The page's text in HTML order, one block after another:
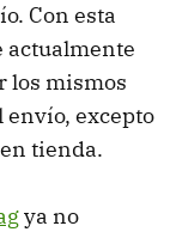
Con esta
actualmente
los mismos
envío, excepto
tienda.
ya no